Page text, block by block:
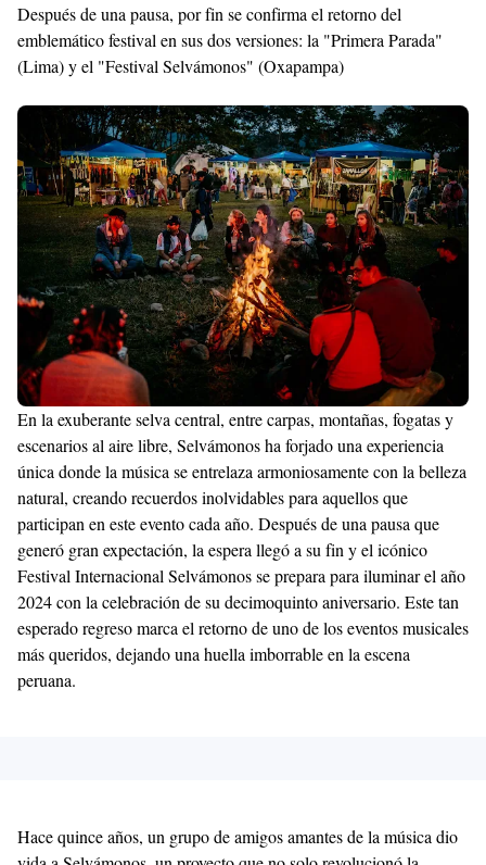
Premium
By
Raushan
Design
Shroff
Templates
Después de una pausa, por fin se confirma el retorno del
emblemático festival en sus dos versiones: la "Primera Parada"
(Lima) y el "Festival Selvámonos" (Oxapampa)
En la exuberante selva central, entre carpas, montañas, fogatas y
escenarios al aire libre, Selvámonos ha forjado una experiencia
única donde la música se entrelaza armoniosamente con la belleza
natural, creando recuerdos inolvidables para aquellos que
participan en este evento cada año. Después de una pausa que
generó gran expectación, la espera llegó a su fin y el icónico
Festival Internacional Selvámonos se prepara para iluminar el año
2024 con la celebración de su decimoquinto aniversario. Este tan
esperado regreso marca el retorno de uno de los eventos musicales
más queridos, dejando una huella imborrable en la escena
peruana.
Hace quince años, un grupo de amigos amantes de la música dio